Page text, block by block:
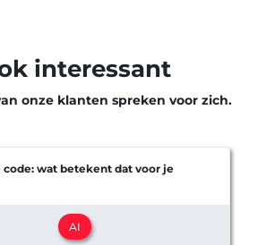
interessant
onze klanten spreken voor zich.
wat betekent dat voor je
AI